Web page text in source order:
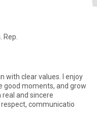
with clear values. I enjoy
good moments, and grow
real and sincere
communicatio